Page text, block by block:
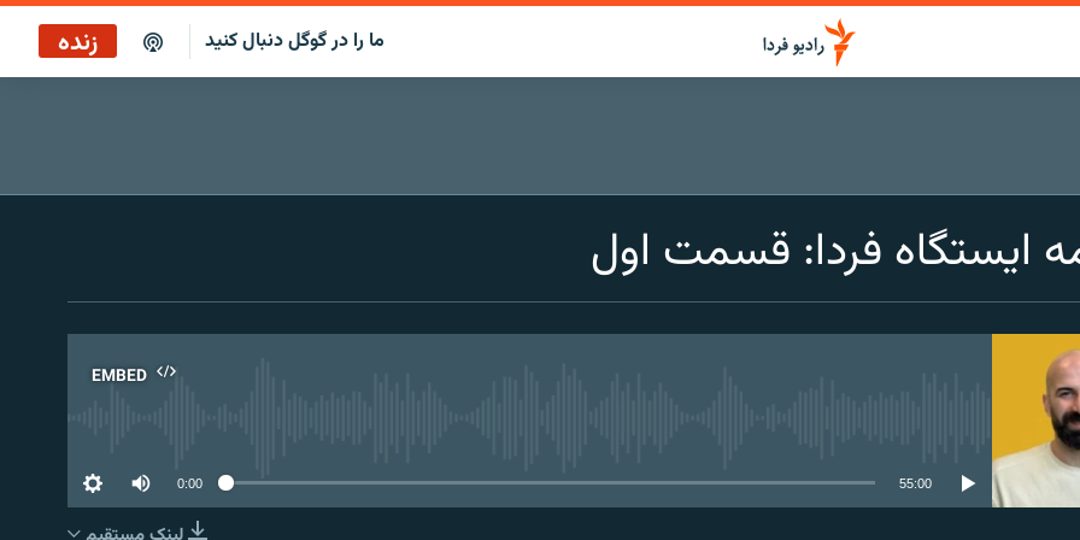
ما را در گوگل دنبال کنید زنده
ایستگاه فردا: قسمت اول
EMBED
0:00 55:00